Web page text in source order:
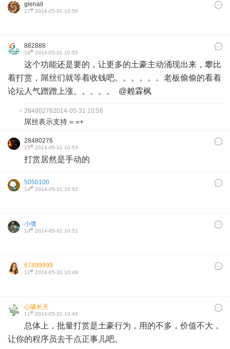
glenail
17# 2014-05-31 10:56
882888
16# 2014-05-31 10:55
这个功能还是要的，让更多的土豪主动涌现出来，攀比
着打赏，屌丝们就等着收钱吧。。。。。。老板偷偷的看着
论坛人气蹭蹭上涨。。。。。 @赖霖枫
284802762014-05-31 10:56
屌丝表示支持 = =+
28480276
15# 2014-05-31 10:53
打赏居然是手动的
5050100
14# 2014-05-31 10:52
小僵
13# 2014-05-31 10:51
67899999
12# 2014-05-31 10:49
心啸长天
11# 2014-05-31 10:44
总体上，批量打赏是土豪行为，用的不多，价值不大，
让你的程序员去干点正事儿吧。